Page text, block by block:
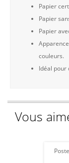
Papier
Papier
Papier
couleurs.
Idéal pour
Vous